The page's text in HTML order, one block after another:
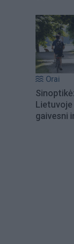
Orai
gaivesni